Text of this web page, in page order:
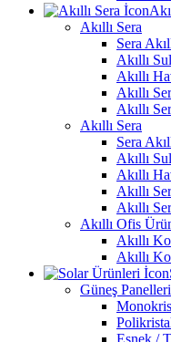
Akıllı Sera
Sera
Akıllı
Akıllı
Akıllı
Akıllı
Akıllı Sera
Sera
Akıllı
Akıllı
Akıllı
Akıllı
Akıllı Ofis
Akıllı
Akıllı
Güneş Panelleri
Esnek /